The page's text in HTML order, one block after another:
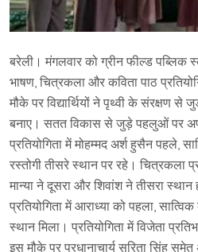
बरेली। मंगलवार को ग्रीन फील्ड पब्लिक
भाषण, चित्रकला और कविता पाठ
मौके पर विद्यार्थियों ने पृथ्वी के संरक्षण
बनाए। सतत विकास से जुड़े पहलुओं पर
प्रतियोगिता में मोहम्मद अर्श हुसैन पहले,
रस्तोगी तीसरे स्थान पर रहे। चित्रकला
मान्या ने दूसरा और शिवांश ने तीसरा
प्रतियोगिता में आराध्या को पहला,
स्थान मिला। प्रतियोगिता में विजेता
इस मौके पर प्रधानाचार्य सरिता सिंह